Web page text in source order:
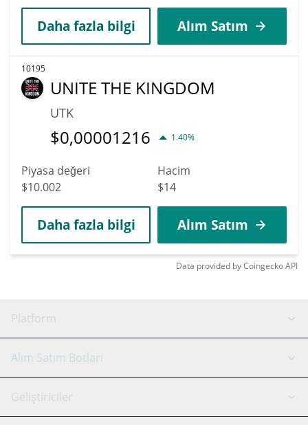
Daha fazla bilgi Alım Satım
10195
UNITE THE KINGDOM
UTK
$0,00001216 1.40%
Piyasa değeri
$10.002
Hacim
$14
Daha fazla bilgi Alım Satım
Data provided byCoingeckoAPI
Platform
GRID Botu
Signal Botu
AI Asistan
Alım Satım Botları
Binance
Geliştiriciler